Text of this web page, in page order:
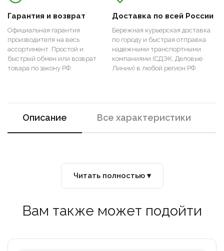
Гарантия и возврат
Официальная гарантия
производителя на весь
ассортимент. Простой и
быстрый обмен или возврат
товара по закону РФ.
Доставка по всей России
Бережная курьерская доставка
по городу и быстрая отправка
надежными транспортными
компаниями (СДЭК, Деловые
Линии) в любой регион РФ.
Описание Все характеристики
Читать полностью ▾
Вам также может подойти